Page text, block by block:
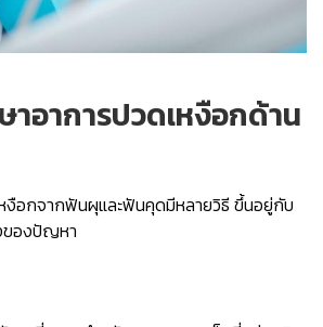
าอาการปวดเหงือกด้าน
งือกจากฟันผุและฟันคุดมีหลายวิธี ขึ้นอยู่กับ
ของปัญหา